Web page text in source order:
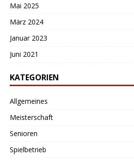
Mai 2025
März 2024
Januar 2023
Juni 2021
KATEGORIEN
Allgemeines
Meisterschaft
Senioren
Spielbetrieb